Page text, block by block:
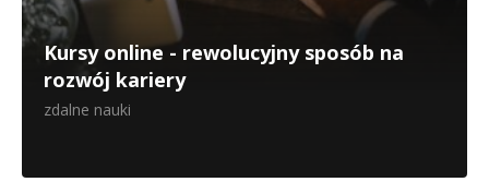
Kursy online - rewolucyjny sposób na
rozwój kariery
zdalne nauki